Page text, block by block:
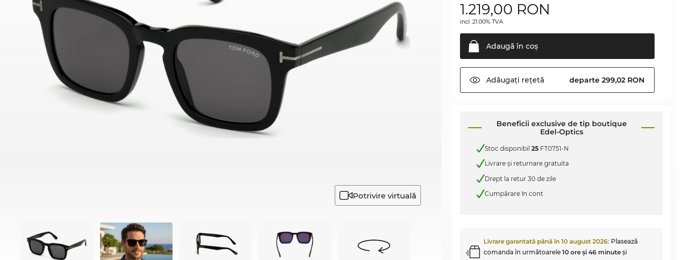
Potrivire virtuală
1.219,00 RON
incl. 21.00% TVA
Adaugă în coş
Adăugați rețetă departe 299,02 RON
Beneficii exclusive de tip boutique
Edel-Optics
Stoc disponibil25 FT0751-N
Livrare şi returnare gratuita
Drept la retur 30 de zile
Cumpărare în cont
Livrare garantată până în10 august 2026: Plasează
comanda în următoarele10 ore şi 46 minute şi